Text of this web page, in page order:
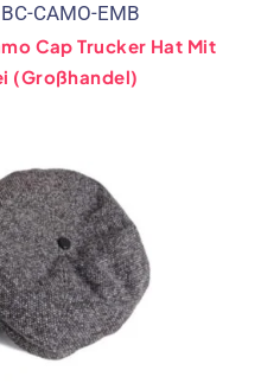
CAMO-EMB
Cap Trucker Hat Mit
(Großhandel)